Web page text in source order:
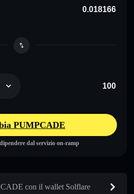
PUMPCADE
dal servizio on-ramp
con il wallet Solflare